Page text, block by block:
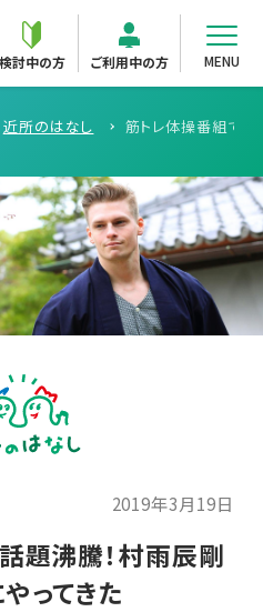
検討中の方 ご利用中の方 MENU
近所のはなし 筋トレ体操番組で
2019年3月19日
題沸騰！村雨辰剛
ってきた